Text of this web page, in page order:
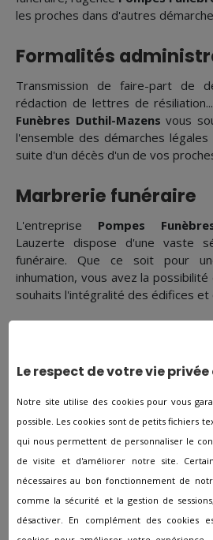
les proches dans d'autres
Formalités
Transmission de faire-part de
rédaction de lettres de
Funèbres Duthil-Mazens vous
l'ensemble des démarches
suite d'un décès d'un de vos
Marbrerie funéraire
L'entreprise Pompes
Lauzerte dispose d'une vaste
funéraire. Que ce soit pour
inhumation, vous avez la
souhaits l'intégralité des édifices
Il existe 2 formules différentes :
Contrat obsèques en capital :
Lors du décès de l'assuré, le
légué aux bénéficiaires
seront en charge de l'organisation
Contrat obsèques en services :
cotiser, l'assuré fait part à
Duthil-Mazensde ses dernières
Le respect de votre vie
Notre site utilise des cookies pour vous
possible. Les cookies sont de petits fichiers
qui nous permettent de personnaliser le
de visite et d'améliorer notre site.
nécessaires au bon fonctionnement de
comme la sécurité et la gestion de
désactiver. En complément des cookies